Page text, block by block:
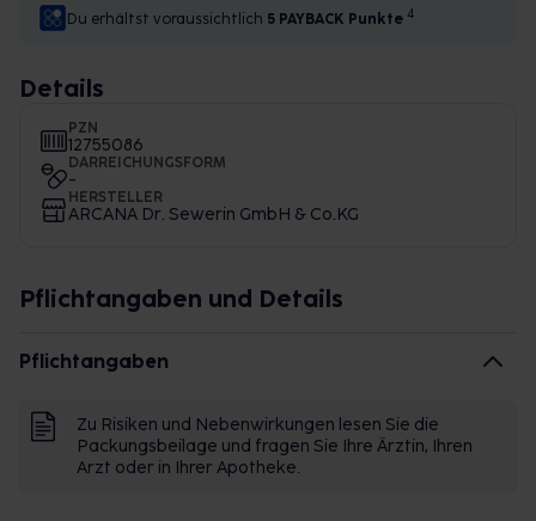
Du erhältst voraussichtlich 5 PAYBACK Punkte 4
Details
PZN
12755086
DARREICHUNGSFORM
-
HERSTELLER
ARCANA Dr. Sewerin GmbH & Co.KG
Pflichtangaben und Details
Pflichtangaben
Zu Risiken und Nebenwirkungen lesen Sie die
Packungsbeilage und fragen Sie Ihre Ärztin, Ihren
Arzt oder in Ihrer Apotheke.